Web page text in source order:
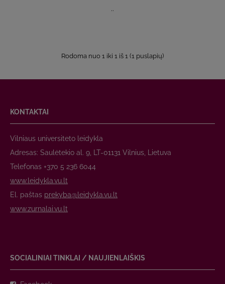
..
Rodoma nuo 1 iki 1 iš 1 (1 puslapių)
KONTAKTAI
Vilniaus universiteto leidykla
Adresas: Saulėtekio al. 9, LT-01131 Vilnius, Lietuva
Telefonas +370 5 236 6044
www.leidykla.vu.lt
El. paštas prekyba@leidykla.vu.lt
www.zurnalai.vu.lt
SOCIALINIAI TINKLAI / NAUJIENLAIŠKIS